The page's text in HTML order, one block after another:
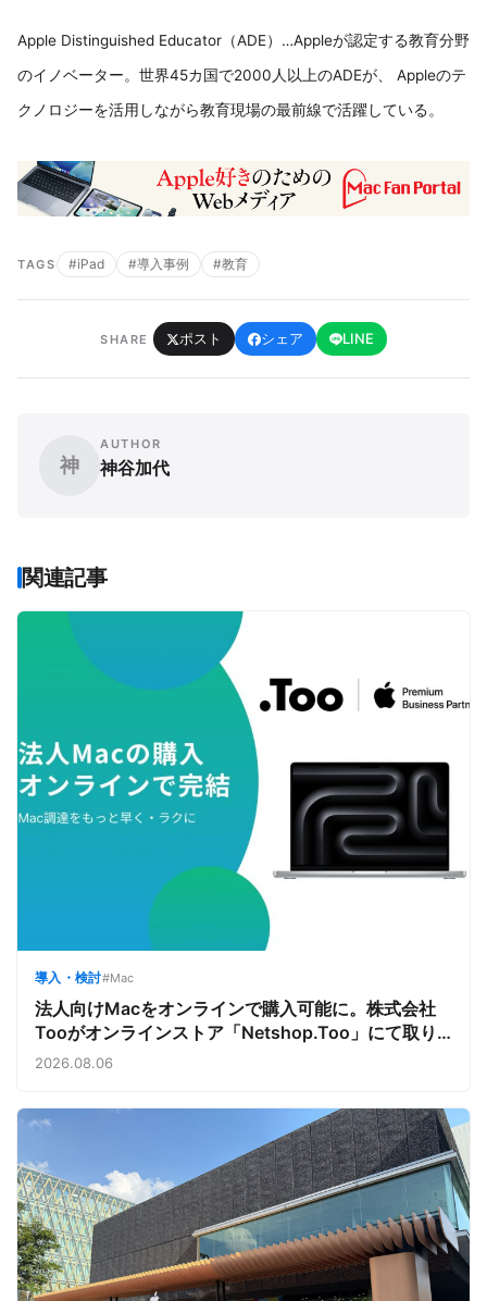
Apple Distinguished Educator（ADE）…Appleが認定する教育分野
のイノベーター。世界45カ国で2000人以上のADEが、 Appleのテ
クノロジーを活用しながら教育現場の最前線で活躍している。
TAGS #iPad #導入事例 #教育
SHARE ポスト シェア LINE
神
AUTHOR
神谷加代
関連記事
導入・検討#Mac
法人向けMacをオンラインで購入可能に。株式会社
Tooがオンラインストア「Netshop.Too」にて取り
扱いをスタート。デバイス調達の手間を減らし、スピ
2026.08.06